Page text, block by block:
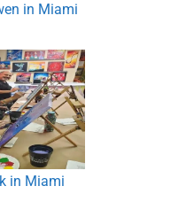
in Miami
in Miami